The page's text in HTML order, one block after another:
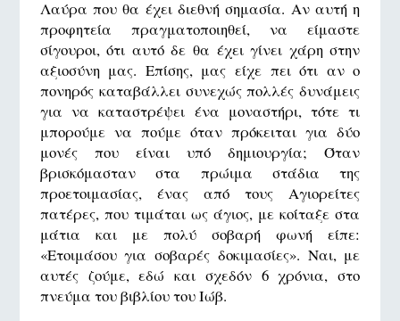
Λαύρα που θα έχει διεθνή σημασία. Αν αυτή η
προφητεία πραγματοποιηθεί, να είμαστε
σίγουροι, ότι αυτό δε θα έχει γίνει χάρη στην
αξιοσύνη μας. Επίσης, μας είχε πει ότι αν ο
πονηρός καταβάλλει συνεχώς πολλές δυνάμεις
για να καταστρέψει ένα μοναστήρι, τότε τι
μπορούμε να πούμε όταν πρόκειται για δύο
μονές που είναι υπό δημιουργία; Όταν
βρισκόμασταν στα πρώιμα στάδια της
προετοιμασίας, ένας από τους Αγιορείτες
πατέρες, που τιμάται ως άγιος, με κοίταξε στα
μάτια και με πολύ σοβαρή φωνή είπε:
«Ετοιμάσου για σοβαρές δοκιμασίες». Ναι, με
αυτές ζούμε, εδώ και σχεδόν 6 χρόνια, στο
πνεύμα του βιβλίου του Ιώβ.